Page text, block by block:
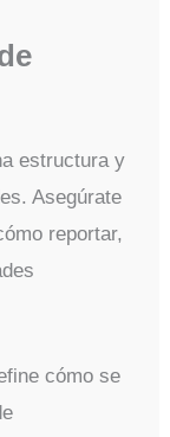
estructura y
Asegúrate
reportar,
cómo se